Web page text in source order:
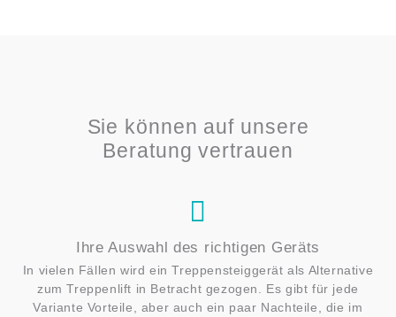
Sie können auf unsere
Beratung vertrauen
Ihre Auswahl des richtigen Geräts
In vielen Fällen wird ein Treppensteiggerät als Alternative
zum Treppenlift in Betracht gezogen. Es gibt für jede
Variante Vorteile, aber auch ein paar Nachteile, die im